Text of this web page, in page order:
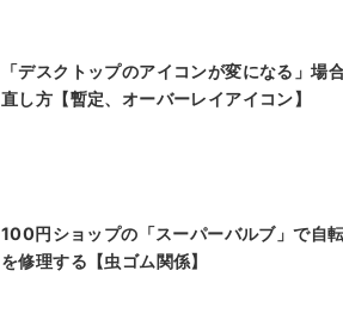
「デスクトップのアイコンが変になる」場
直し方【暫定、オーバーレイアイコン】
100円ショップの「スーパーバルブ」で自
を修理する【虫ゴム関係】